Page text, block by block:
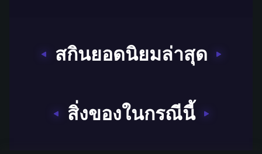
สกินยอดนิยมล่าสุด
สิ่งของในกรณีนี้